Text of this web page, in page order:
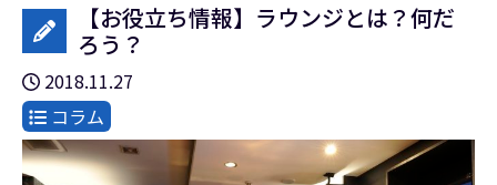
【お役立ち情報】ラウンジとは？何だ
ろう？
2018.11.27
コラム